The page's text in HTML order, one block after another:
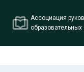
Ассоциация
образовательных